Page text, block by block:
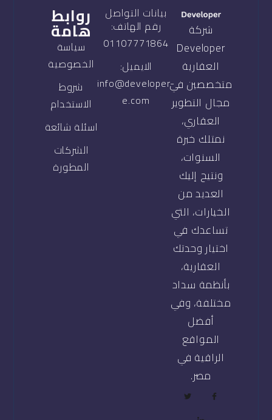
شركة
Developer
العقارية
متخصصين في
مجال التطوير
العقاري،
نمتلك خبرة
السنوات،
ونتيح إليك
العديد من
الخيارات، التي
تساعدك في
اختيار وحدتك
العقارية،
بأنظمة سداد
مختلفة، وفي
أفضل
المواقع
الراقية في
مصر.
بيانات التواصل
رقم الهاتف:
01107771864
الايميل:
info@developer-
e.com
روابط
هامة
سياسة
الخصوصية
شروط
الاستخدام
اسئلة شائعة
الشركات
المطورة